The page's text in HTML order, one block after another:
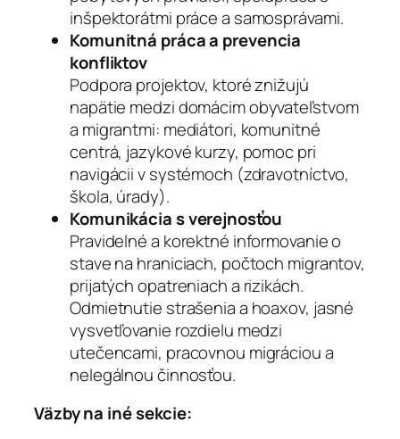
inšpektorátmi práce a samosprávami.
Komunitná práca a prevencia
konfliktov
Podpora projektov, ktoré znižujú
napätie medzi domácim obyvateľstvom
a migrantmi: mediátori, komunitné
centrá, jazykové kurzy, pomoc pri
navigácii v systémoch (zdravotníctvo,
škola, úrady).
Komunikácia s verejnosťou
Pravidelné a korektné informovanie o
stave na hraniciach, počtoch migrantov,
prijatých opatreniach a rizikách.
Odmietnutie strašenia a hoaxov, jasné
vysvetľovanie rozdielu medzi
utečencami, pracovnou migráciou a
nelegálnou činnosťou.
Väzby na iné sekcie: